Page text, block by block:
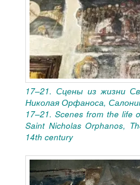
17–21. Сцены из жизни
Николая Орфаноса,
17–21. Scenes from the life
Saint Nicholas Orphanos,
14th century